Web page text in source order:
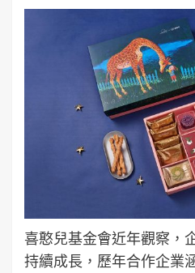
喜憨兒基金會近年觀察，
持續成長，歷年合作企業